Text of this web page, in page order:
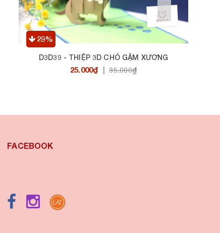
29%
D3D39 - THIỆP 3D CHÓ GẶM XƯƠNG
25.000₫ 35.000₫
FACEBOOK